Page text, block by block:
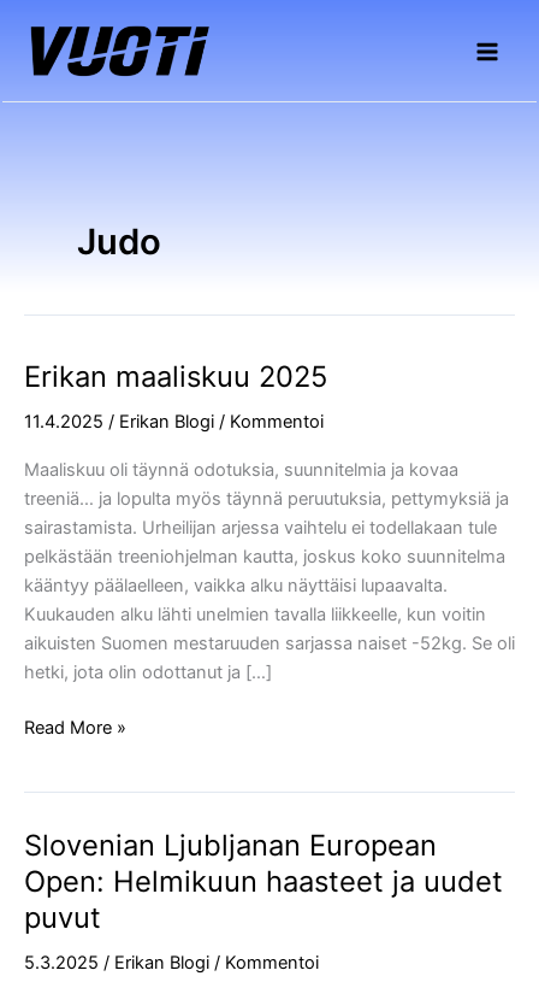
sisältöön
Judo
Erikan maaliskuu 2025
11.4.2025 / Erikan Blogi / Kommentoi
Maaliskuu oli täynnä odotuksia, suunnitelmia ja kovaa
treeniä… ja lopulta myös täynnä peruutuksia, pettymyksiä ja
sairastamista. Urheilijan arjessa vaihtelu ei todellakaan tule
pelkästään treeniohjelman kautta, joskus koko suunnitelma
kääntyy päälaelleen, vaikka alku näyttäisi lupaavalta.
Kuukauden alku lähti unelmien tavalla liikkeelle, kun voitin
aikuisten Suomen mestaruuden sarjassa naiset -52kg. Se oli
hetki, jota olin odottanut ja […]
Erikan
2025
Read More »
Slovenian Ljubljanan European
Open: Helmikuun haasteet ja uudet
puvut
5.3.2025 / Erikan Blogi / Kommentoi
Slovenian
Ljubljanan
European
Open:
Helmikuun